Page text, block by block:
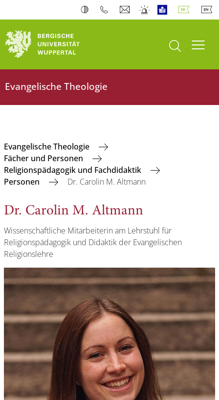
Suche öffnen
Evangelische Theologie
Evangelische Theologie
Fächer und Personen
Religionspädagogik und Fachdidaktik
Personen
Dr. Carolin M. Altmann
Dr. Carolin M. Altmann
Wissenschaftliche Mitarbeiterin am Lehrstuhl für
Religionspädagogik und Didaktik der Evangelischen
Religionslehre